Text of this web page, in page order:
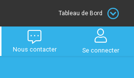
Tableau de Bord
Nous contacter Se connecter